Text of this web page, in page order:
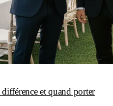
et quand porter